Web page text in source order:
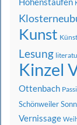
Kunst
Lesung
Kinzel
Ottenbach
Schönweiler
Vernissage